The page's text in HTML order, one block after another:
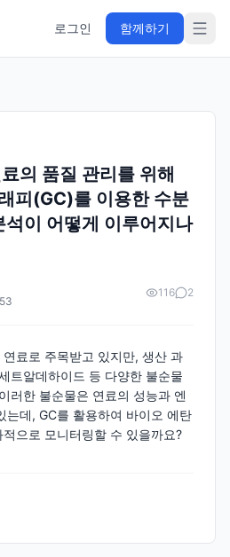
로그인 함께하기
의 품질 관리를 위해
피(GC)를 이용한 수분
석이 어떻게 이루어지나
116 2
료로 주목받고 있지만, 생산 과
트알데하이드 등 다양한 불순물
러한 불순물은 연료의 성능과 엔
는데, GC를 활용하여 바이오 에탄
으로 모니터링할 수 있을까요?